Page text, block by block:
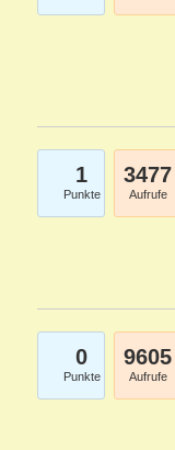
1
Punkte
3477
Aufrufe
0
Punkte
9605
Aufrufe